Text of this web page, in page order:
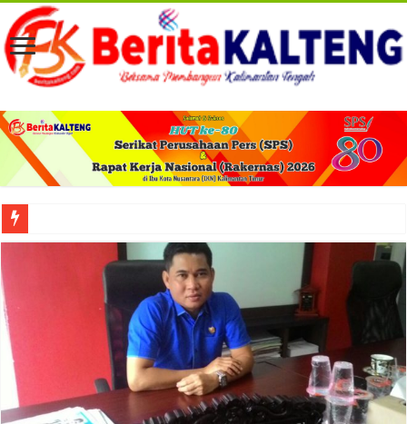
Viral! Selama Dua Bulan Lebih Siltap Serta Tunjangan Pemdes dan BPD di